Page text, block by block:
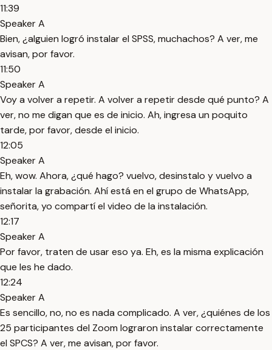
11:39
Speaker A
Bien, ¿alguien logró instalar el SPSS, muchachos? A ver, me
avisan, por favor.
11:50
Speaker A
Voy a volver a repetir. A volver a repetir desde qué punto? A
ver, no me digan que es de inicio. Ah, ingresa un poquito
tarde, por favor, desde el inicio.
12:05
Speaker A
Eh, wow. Ahora, ¿qué hago? vuelvo, desinstalo y vuelvo a
instalar la grabación. Ahí está en el grupo de WhatsApp,
señorita, yo compartí el video de la instalación.
12:17
Speaker A
Por favor, traten de usar eso ya. Eh, es la misma explicación
que les he dado.
12:24
Speaker A
Es sencillo, no, no es nada complicado. A ver, ¿quiénes de los
25 participantes del Zoom lograron instalar correctamente
el SPCS? A ver, me avisan, por favor.